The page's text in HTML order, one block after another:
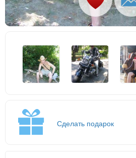
Сделать подарок